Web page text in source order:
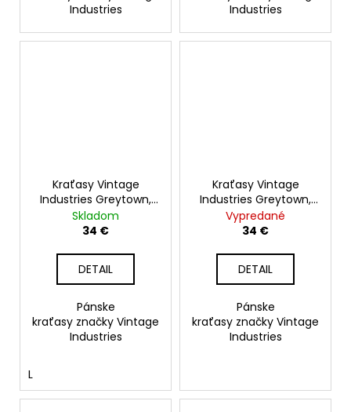
Industries
Industries
Kraťasy Vintage
Industries Greytown,
woodland
Skladom
34 €
DETAIL
Pánske
kraťasy značky Vintage
Industries
L
Kraťasy Vintage
Industries Greytown,
slate
Vypredané
34 €
DETAIL
Pánske
kraťasy značky Vintage
Industries